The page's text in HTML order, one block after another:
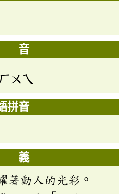
音
ㄏㄨㄟ
拼音
義
著動人的光彩。